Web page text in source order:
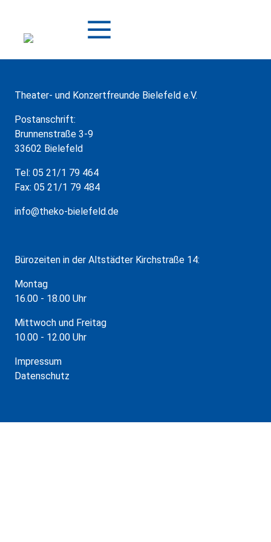
springen
Theater- und Konzertfreunde Bielefeld e.V.
Postanschrift:
Brunnenstraße 3-9
33602 Bielefeld
Tel: 05 21/1 79 464
Fax: 05 21/1 79 484
info@theko-bielefeld.de
Bürozeiten in der Altstädter Kirchstraße 14:
Montag
16.00 - 18.00 Uhr
Mittwoch und Freitag
10.00 - 12.00 Uhr
Impressum
Datenschutz